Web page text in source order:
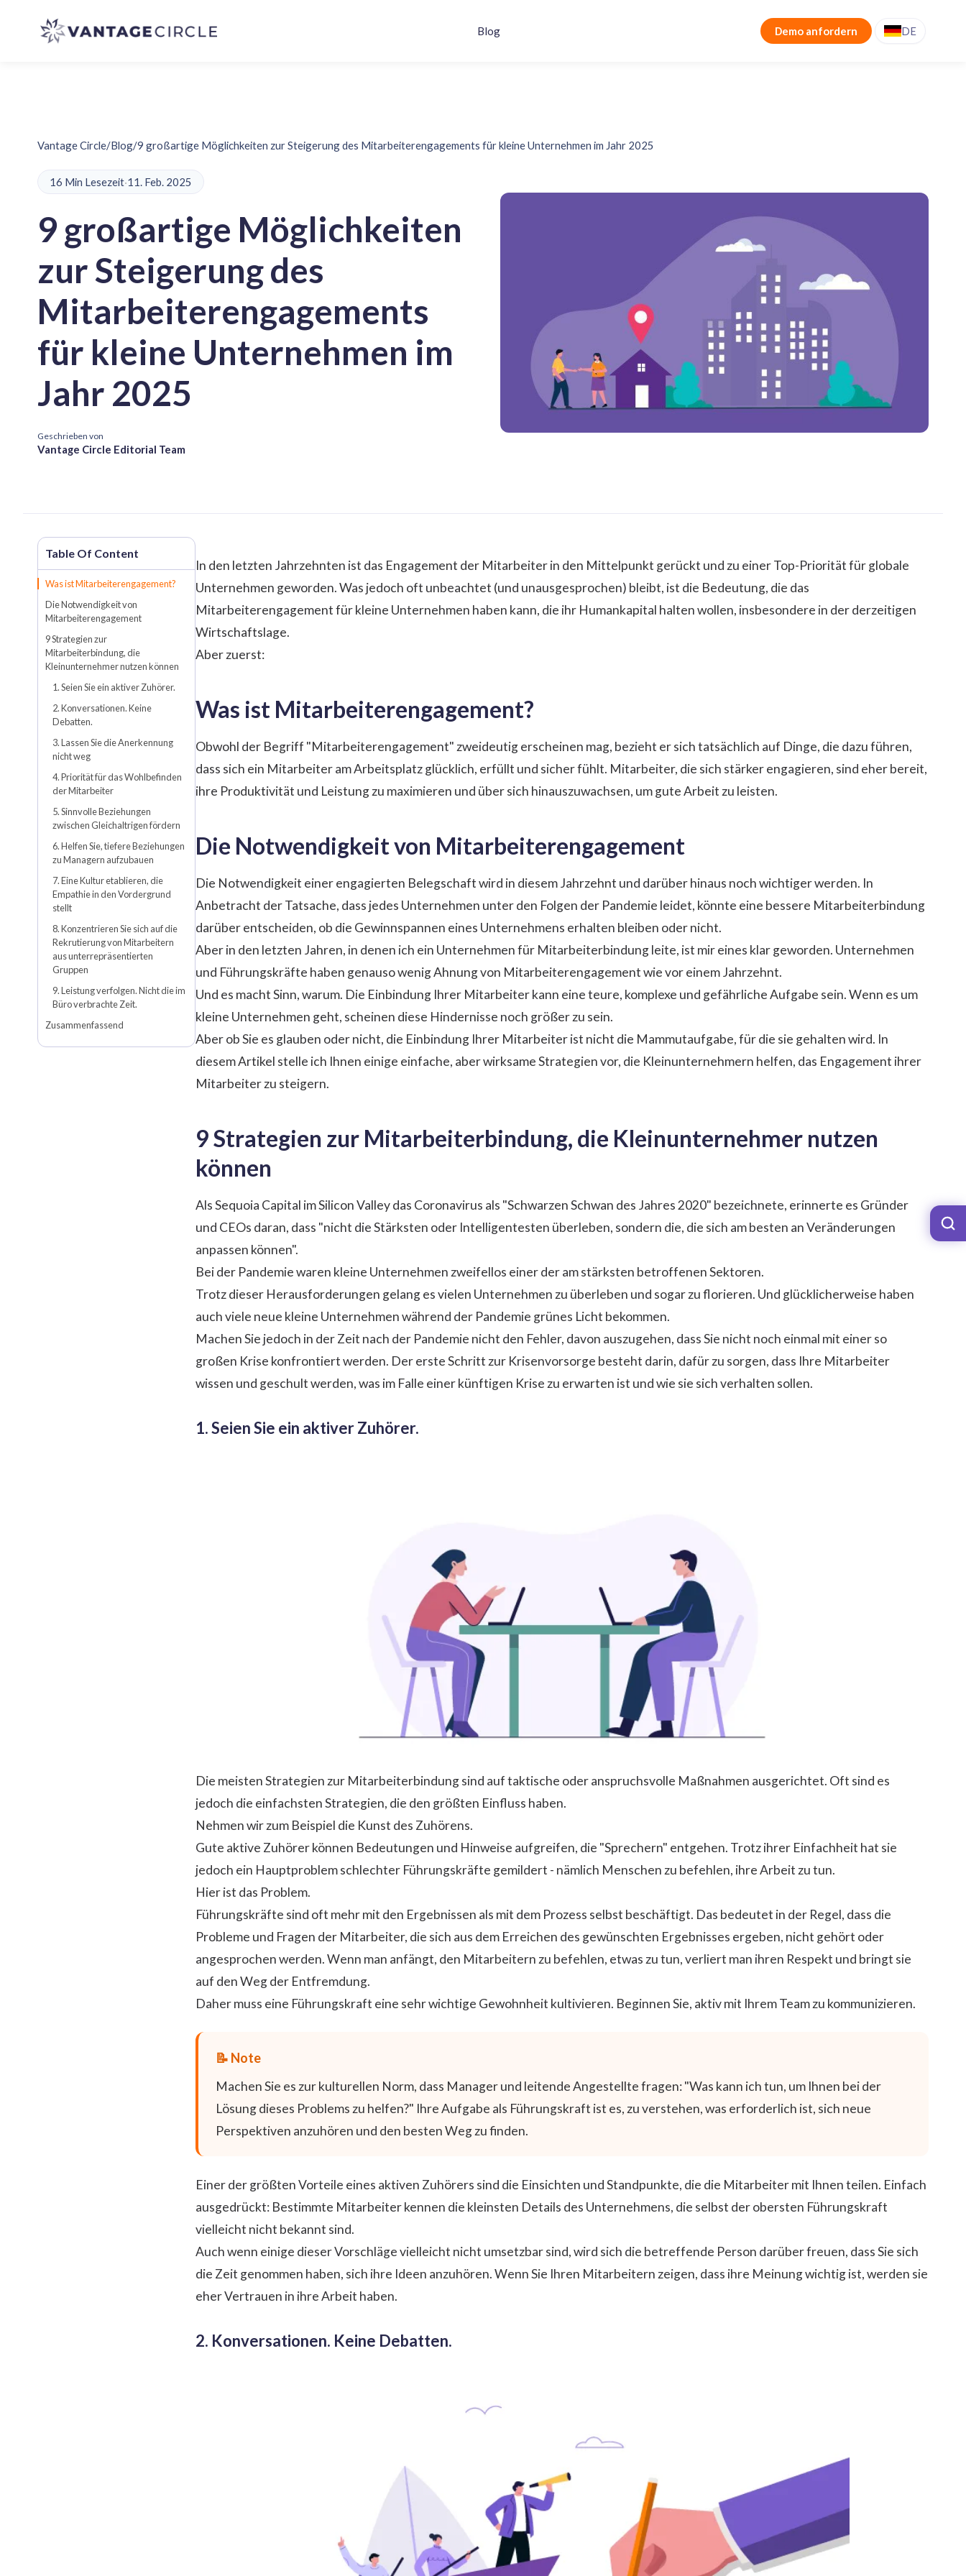
Blog Demo anfordern DE
Vantage Circle/Blog/9 großartige Möglichkeiten zur Steigerung des Mitarbeiterengagements für kleine Unternehmen im Jahr 2025
16 Min Lesezeit·11. Feb. 2025
9 großartige Möglichkeiten
zur Steigerung des
Mitarbeiterengagements
für kleine Unternehmen im
Jahr 2025
Geschrieben von
Vantage Circle Editorial Team
Was ist Mitarbeiterengagement?
Die Notwendigkeit von
Mitarbeiterengagement
9 Strategien zur
Mitarbeiterbindung, die
Kleinunternehmer nutzen können
1. Seien Sie ein aktiver Zuhörer.
2. Konversationen. Keine
Debatten.
3. Lassen Sie die Anerkennung
nicht weg
4. Priorität für das Wohlbefinden
der Mitarbeiter
5. Sinnvolle Beziehungen
zwischen Gleichaltrigen fördern
6. Helfen Sie, tiefere Beziehungen
zu Managern aufzubauen
7. Eine Kultur etablieren, die
Empathie in den Vordergrund
stellt
8. Konzentrieren Sie sich auf die
Rekrutierung von Mitarbeitern
aus unterrepräsentierten
Gruppen
9. Leistung verfolgen. Nicht die im
Büro verbrachte Zeit.
Zusammenfassend
In den letzten Jahrzehnten ist das Engagement der Mitarbeiter in den Mittelpunkt gerückt und zu einer Top-Priorität für globale
Unternehmen geworden. Was jedoch oft unbeachtet (und unausgesprochen) bleibt, ist die Bedeutung, die das
Mitarbeiterengagement für kleine Unternehmen haben kann, die ihr Humankapital halten wollen, insbesondere in der derzeitigen
Wirtschaftslage.
Aber zuerst:
Was ist Mitarbeiterengagement?
Obwohl der Begriff "Mitarbeiterengagement" zweideutig erscheinen mag, bezieht er sich tatsächlich auf Dinge, die dazu führen,
dass sich ein Mitarbeiter am Arbeitsplatz glücklich, erfüllt und sicher fühlt. Mitarbeiter, die sich stärker engagieren, sind eher bereit,
ihre Produktivität und Leistung zu maximieren und über sich hinauszuwachsen, um gute Arbeit zu leisten.
Die Notwendigkeit von Mitarbeiterengagement
Die Notwendigkeit einer engagierten Belegschaft wird in diesem Jahrzehnt und darüber hinaus noch wichtiger werden. In
Anbetracht der Tatsache, dass jedes Unternehmen unter den Folgen der Pandemie leidet, könnte eine bessere Mitarbeiterbindung
darüber entscheiden, ob die Gewinnspannen eines Unternehmens erhalten bleiben oder nicht.
Aber in den letzten Jahren, in denen ich ein Unternehmen für Mitarbeiterbindung leite, ist mir eines klar geworden. Unternehmen
und Führungskräfte haben genauso wenig Ahnung von Mitarbeiterengagement wie vor einem Jahrzehnt.
Und es macht Sinn, warum. Die Einbindung Ihrer Mitarbeiter kann eine teure, komplexe und gefährliche Aufgabe sein. Wenn es um
kleine Unternehmen geht, scheinen diese Hindernisse noch größer zu sein.
Aber ob Sie es glauben oder nicht, die Einbindung Ihrer Mitarbeiter ist nicht die Mammutaufgabe, für die sie gehalten wird. In
diesem Artikel stelle ich Ihnen einige einfache, aber wirksame Strategien vor, die Kleinunternehmern helfen, das Engagement ihrer
Mitarbeiter zu steigern.
9 Strategien zur Mitarbeiterbindung, die Kleinunternehmer nutzen
können
Als Sequoia Capital im Silicon Valley das Coronavirus als "Schwarzen Schwan des Jahres 2020" bezeichnete, erinnerte es Gründer
und CEOs daran, dass "nicht die Stärksten oder Intelligentesten überleben, sondern die, die sich am besten an Veränderungen
anpassen können".
Bei der Pandemie waren kleine Unternehmen zweifellos einer der am stärksten betroffenen Sektoren.
Trotz dieser Herausforderungen gelang es vielen Unternehmen zu überleben und sogar zu florieren. Und glücklicherweise haben
auch viele neue kleine Unternehmen während der Pandemie grünes Licht bekommen.
Machen Sie jedoch in der Zeit nach der Pandemie nicht den Fehler, davon auszugehen, dass Sie nicht noch einmal mit einer so
großen Krise konfrontiert werden. Der erste Schritt zur Krisenvorsorge besteht darin, dafür zu sorgen, dass Ihre Mitarbeiter
wissen und geschult werden, was im Falle einer künftigen Krise zu erwarten ist und wie sie sich verhalten sollen.
1. Seien Sie ein aktiver Zuhörer.
Die meisten Strategien zur Mitarbeiterbindung sind auf taktische oder anspruchsvolle Maßnahmen ausgerichtet. Oft sind es
jedoch die einfachsten Strategien, die den größten Einfluss haben.
Nehmen wir zum Beispiel die Kunst des Zuhörens.
Gute aktive Zuhörer können Bedeutungen und Hinweise aufgreifen, die "Sprechern" entgehen. Trotz ihrer Einfachheit hat sie
jedoch ein Hauptproblem schlechter Führungskräfte gemildert - nämlich Menschen zu befehlen, ihre Arbeit zu tun.
Hier ist das Problem.
Führungskräfte sind oft mehr mit den Ergebnissen als mit dem Prozess selbst beschäftigt. Das bedeutet in der Regel, dass die
Probleme und Fragen der Mitarbeiter, die sich aus dem Erreichen des gewünschten Ergebnisses ergeben, nicht gehört oder
angesprochen werden. Wenn man anfängt, den Mitarbeitern zu befehlen, etwas zu tun, verliert man ihren Respekt und bringt sie
auf den Weg der Entfremdung.
Daher muss eine Führungskraft eine sehr wichtige Gewohnheit kultivieren. Beginnen Sie, aktiv mit Ihrem Team zu kommunizieren.
Machen Sie es zur kulturellen Norm, dass Manager und leitende Angestellte fragen: "Was kann ich tun, um Ihnen bei der
Lösung dieses Problems zu helfen?" Ihre Aufgabe als Führungskraft ist es, zu verstehen, was erforderlich ist, sich neue
Perspektiven anzuhören und den besten Weg zu finden.
Einer der größten Vorteile eines aktiven Zuhörers sind die Einsichten und Standpunkte, die die Mitarbeiter mit Ihnen teilen. Einfach
ausgedrückt: Bestimmte Mitarbeiter kennen die kleinsten Details des Unternehmens, die selbst der obersten Führungskraft
vielleicht nicht bekannt sind.
Auch wenn einige dieser Vorschläge vielleicht nicht umsetzbar sind, wird sich die betreffende Person darüber freuen, dass Sie sich
die Zeit genommen haben, sich ihre Ideen anzuhören. Wenn Sie Ihren Mitarbeitern zeigen, dass ihre Meinung wichtig ist, werden sie
eher Vertrauen in ihre Arbeit haben.
2. Konversationen. Keine Debatten.